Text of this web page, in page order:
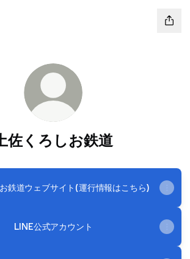
佐くろしお鉄道
鉄道ウェブサイト(運行情報はこちら)
LINE公式アカウント